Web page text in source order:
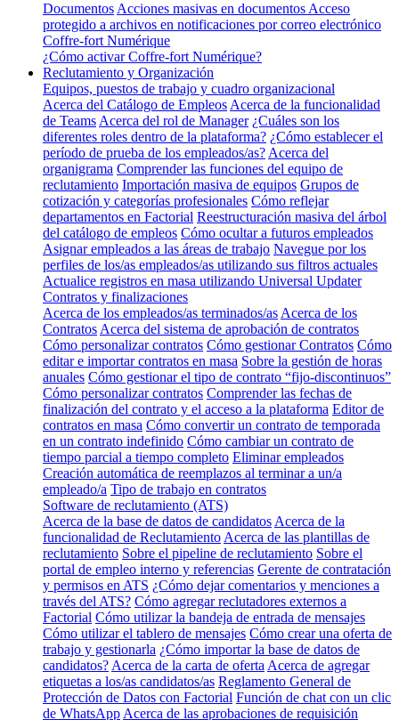
Documentos Acciones masivas en documentos Acceso
protegido a archivos en notificaciones por correo electrónico
Coffre-fort Numérique
¿Cómo activar Coffre-fort Numérique?
Reclutamiento y Organización
Equipos, puestos de trabajo y cuadro organizacional
Acerca del Catálogo de Empleos Acerca de la funcionalidad
de Teams Acerca del rol de Manager ¿Cuáles son los
diferentes roles dentro de la plataforma? ¿Cómo establecer el
período de prueba de los empleados/as? Acerca del
organigrama Comprender las funciones del equipo de
reclutamiento Importación masiva de equipos Grupos de
cotización y categorías profesionales Cómo reflejar
departamentos en Factorial Reestructuración masiva del árbol
del catálogo de empleos Cómo ocultar a futuros empleados
Asignar empleados a las áreas de trabajo Navegue por los
perfiles de los/as empleados/as utilizando sus filtros actuales
Actualice registros en masa utilizando Universal Updater
Contratos y finalizaciones
Acerca de los empleados/as terminados/as Acerca de los
Contratos Acerca del sistema de aprobación de contratos
Cómo personalizar contratos Cómo gestionar Contratos Cómo
editar e importar contratos en masa Sobre la gestión de horas
anuales Cómo gestionar el tipo de contrato “fijo-discontinuos”
Cómo personalizar contratos Comprender las fechas de
finalización del contrato y el acceso a la plataforma Editor de
contratos en masa Cómo convertir un contrato de temporada
en un contrato indefinido Cómo cambiar un contrato de
tiempo parcial a tiempo completo Eliminar empleados
Creación automática de reemplazos al terminar a un/a
empleado/a Tipo de trabajo en contratos
Software de reclutamiento (ATS)
Acerca de la base de datos de candidatos Acerca de la
funcionalidad de Reclutamiento Acerca de las plantillas de
reclutamiento Sobre el pipeline de reclutamiento Sobre el
portal de empleo interno y referencias Gerente de contratación
y permisos en ATS ¿Cómo dejar comentarios y menciones a
través del ATS? Cómo agregar reclutadores externos a
Factorial Cómo utilizar la bandeja de entrada de mensajes
Cómo utilizar el tablero de mensajes Cómo crear una oferta de
trabajo y gestionarla ¿Cómo importar la base de datos de
candidatos? Acerca de la carta de oferta Acerca de agregar
etiquetas a los/as candidatos/as Reglamento General de
Protección de Datos con Factorial Función de chat con un clic
de WhatsApp Acerca de las aprobaciones de requisición